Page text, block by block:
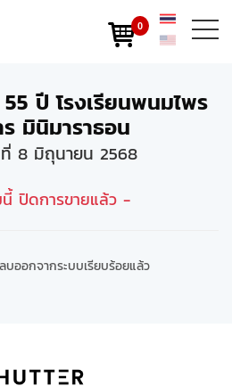
0
ปี โรงเรียนพนมไพร
มินิมาราธอน
8 มิถุนายน 2568
ปิดการขายแล้ว -
ออกจากระบบเรียบร้อยแล้ว